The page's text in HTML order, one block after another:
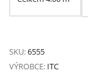
SKU:6555
VÝROBCE: ITC